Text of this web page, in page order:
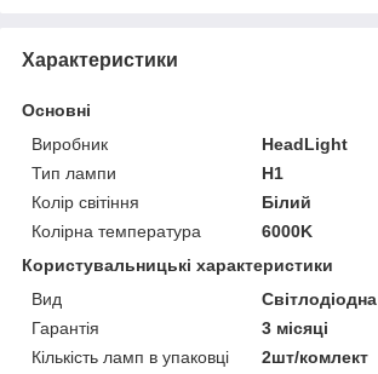
Характеристики
Основні
Виробник
HeadLight
Тип лампи
H1
Колір світіння
Білий
Колірна температура
6000K
Користувальницькі характеристики
Вид
Світлодіодна
Гарантія
3 місяці
Кількість ламп в упаковці
2шт/комлект